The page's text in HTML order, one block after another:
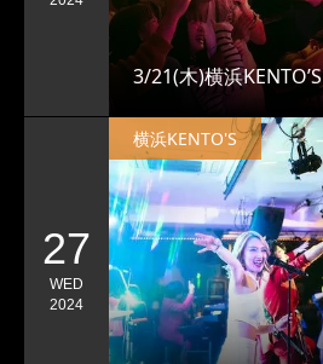
3/21(木)横浜KENTO’S
27
WED
2024
横浜KENTO'S